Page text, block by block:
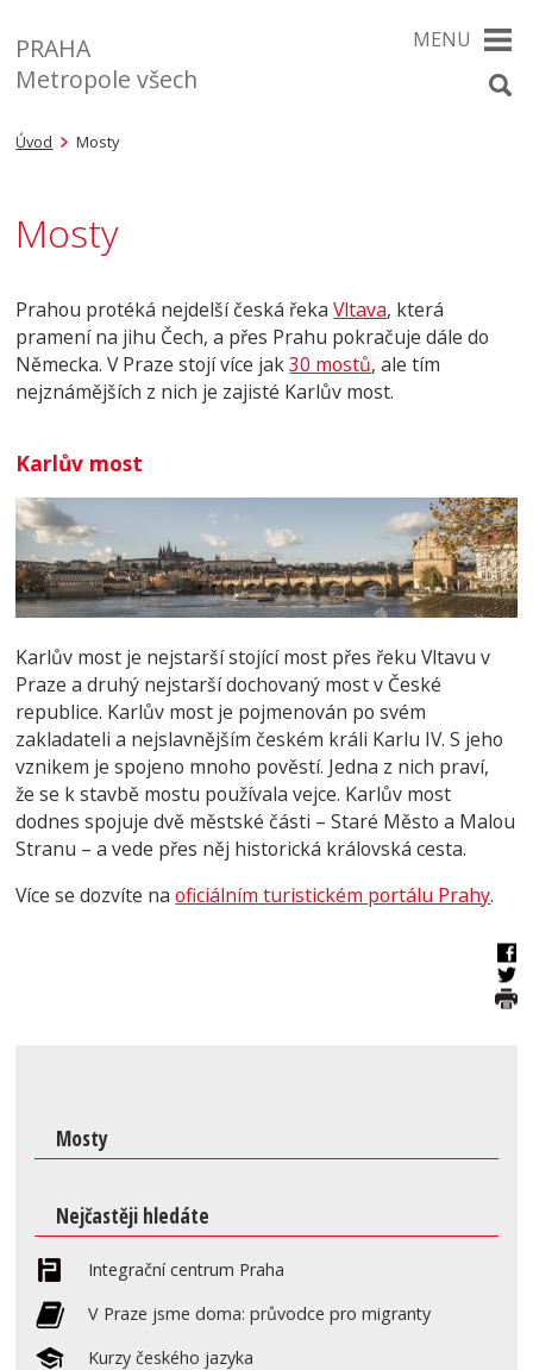
PRAHA
Metropole všech
MENU
Úvod Mosty
Mosty
Prahou protéká nejdelší česká řekaVltava, která
pramení na jihu Čech, a přes Prahu pokračuje dále do
Německa. V Praze stojí více jak30 mostů, ale tím
nejznámějších z nich je zajisté Karlův most.
Karlův most
Karlův most je nejstarší stojící most přes řeku Vltavu v
Praze a druhý nejstarší dochovaný most v České
republice. Karlův most je pojmenován po svém
zakladateli a nejslavnějším českém králi Karlu IV. S jeho
vznikem je spojeno mnoho pověstí. Jedna z nich praví,
že se k stavbě mostu používala vejce. Karlův most
dodnes spojuje dvě městské části – Staré Město a Malou
Stranu – a vede přes něj historická královská cesta.
Více se dozvíte naoficiálním turistickém portálu Prahy.
Mosty
Nejčastěji hledáte
Integrační centrum Praha
V Praze jsme doma: průvodce pro migranty
Kurzy českého jazyka